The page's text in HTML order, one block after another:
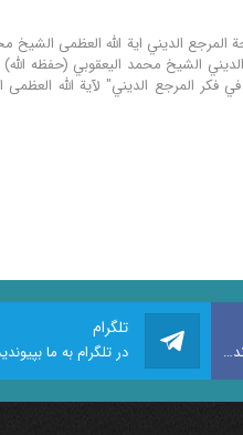
الشيخ محمد اليعقوبي (حفظه
فكر المرجع الدیني" لآية الله
در فیس بوک به ما بپیوندید
تلگرام
در تلگرام به ما